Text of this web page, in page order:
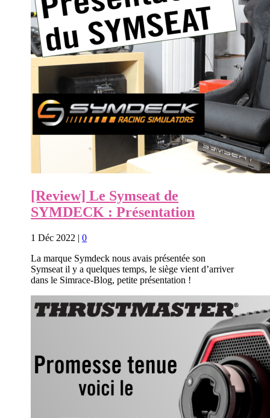
[Review] Le Symseat de
SYMDECK : Présentation
1 Déc 2022 |0
La marque Symdeck nous avais présentée son
Symseat il y a quelques temps, le siège vient d’arriver
dans le Simrace-Blog, petite présentation !